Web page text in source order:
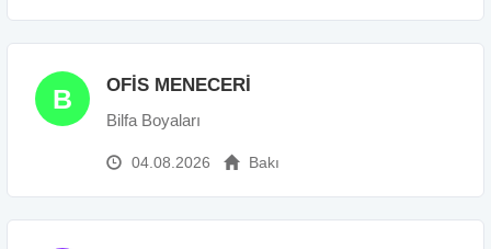
B OFİS MENECERİ
Bilfa Boyaları
04.08.2026 Bakı